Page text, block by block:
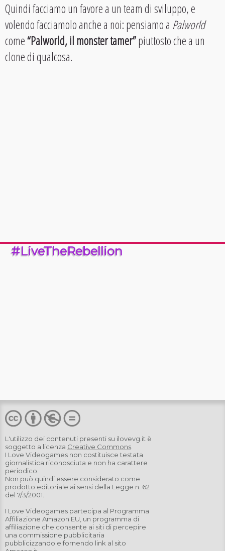
Quindi facciamo un favore a un team di sviluppo, e
volendo facciamolo anche a noi: pensiamo a Palworld
come“Palworld, il monster tamer”piuttosto che a un
clone di qualcosa.
#LiveTheRebellion
L'utilizzo dei contenuti presenti su ilovevg.it è
soggetto a licenza Creative Commons.
I Love Videogames non costituisce testata
giornalistica riconosciuta e non ha carattere
periodico.
Non può quindi essere considerato come
prodotto editoriale ai sensi della Legge n. 62
del 7/3/2001.
I Love Videogames partecipa al Programma
Affiliazione Amazon EU, un programma di
affiliazione che consente ai siti di percepire
una commissione pubblicitaria
pubblicizzando e fornendo link al sito